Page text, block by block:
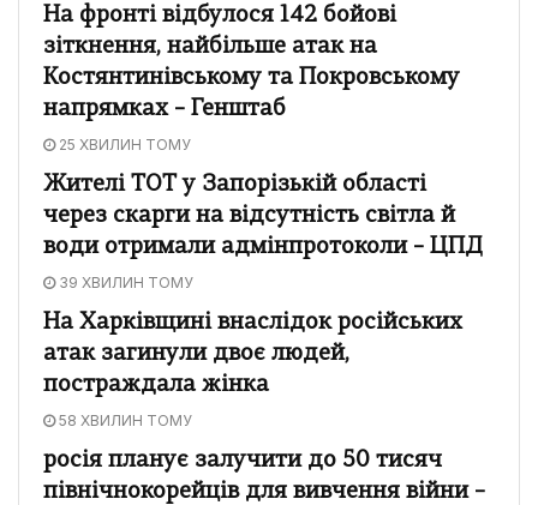
На фронті відбулося 142 бойові
зіткнення, найбільше атак на
Костянтинівському та Покровському
напрямках – Генштаб
25 ХВИЛИН ТОМУ
Жителі ТОТ у Запорізькій області
через скарги на відсутність світла й
води отримали адмінпротоколи – ЦПД
39 ХВИЛИН ТОМУ
На Харківщині внаслідок російських
атак загинули двоє людей,
постраждала жінка
58 ХВИЛИН ТОМУ
росія планує залучити до 50 тисяч
північнокорейців для вивчення війни –